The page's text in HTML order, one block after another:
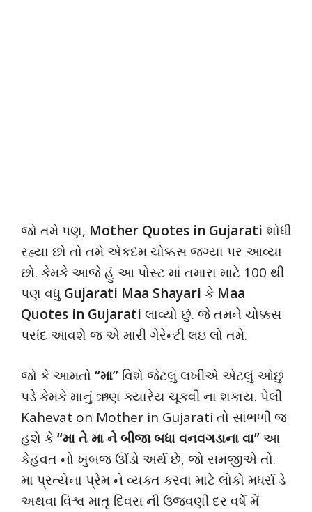
જો તમે પણ, Mother Quotes in Gujarati શોધી
રહ્યા છો તો તમે એકદમ ચોક્કસ જગ્યા પર આવ્યા
છો. કેમકે આજે હું આ પોસ્ટ માં તમારા માટે 100 થી
પણ વધુ Gujarati Maa Shayari કે Maa
Quotes in Gujarati લાવ્યો છું. જે તમને ચોક્કસ
પસંદ આવશે જ એ મારી ગેરેન્ટી લઇ લો તમે.
જો કે આમતો “મા” વિશે જેટલું લખીએ એટલું ઓછું
પડે કેમકે માનું ઋણ ક્યારેય ચૂકવી ના શકાય. પેલી
Kahevat on Mother in Gujarati તો સાંભળી જ
હશે કે“મા તે મા ને બીજા બધા વનવગડાના વા” આ
કેહવત નો ખુબજ ઊંડો અર્થ છે, જો સમજીએ તો.
મા પ્રત્યેના પ્રેમ ને વ્યક્ત કરવા માટે લોકો મધર્સ ડે
અથવા વિશ્વ માતૃ દિવસ ની ઉજવણી દર વર્ષે મેં